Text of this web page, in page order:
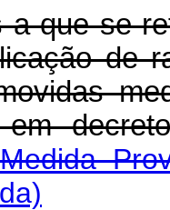
que se
de
em